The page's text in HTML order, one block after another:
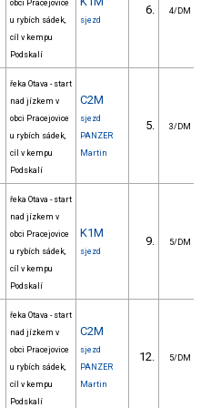
obci Pracejovice
u rybích sádek,
cíl v kempu
Podskalí
sjezd
6. 4/DM
řeka Otava - start
nad jízkem v
obci Pracejovice
u rybích sádek,
cíl v kempu
Podskalí
C2M
sjezd
PANZER
Martin
5. 3/DM
řeka Otava - start
nad jízkem v
obci Pracejovice
u rybích sádek,
cíl v kempu
Podskalí
K1M
sjezd
9. 5/DM
řeka Otava - start
nad jízkem v
obci Pracejovice
u rybích sádek,
cíl v kempu
Podskalí
C2M
sjezd
PANZER
Martin
12. 5/DM